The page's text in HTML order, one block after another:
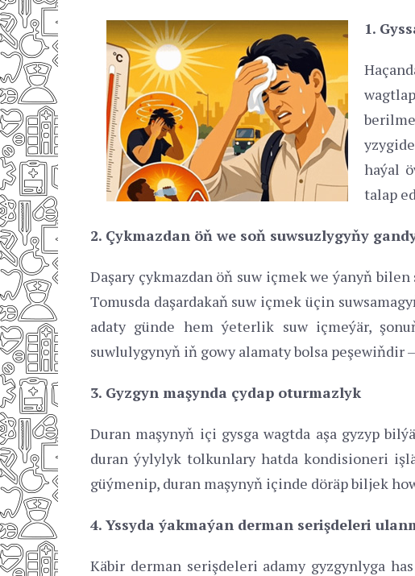
1.
haýal
talap
2. Çykmazdan öň we soň suwsuzlygyňy
Daşary çykmazdan öň suw içmek we ýanyň
Tomusda daşardakaň suw içmek üçin
adaty günde hem ýeterlik suw içmeýär,
suwlulygynyň iň gowy alamaty bolsa peşewiňdir
3. Gyzgyn maşynda çydap oturmazlyk
Duran maşynyň içi gysga wagtda aşa gyzyp
duran ýylylyk tolkunlary hatda kondisioneri
güýmenip, duran maşynyň içinde döräp biljek
4. Yssyda ýakmaýan derman serişdeleri
Käbir derman serişdeleri adamy gyzgynlyga